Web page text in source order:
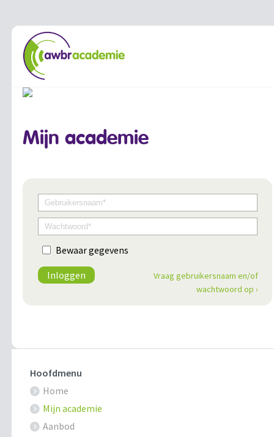
Mijn academie
Bewaar gegevens
Inloggen
Vraag gebruikersnaam en/of
wachtwoord op ›
Hoofdmenu
Home
Mijn academie
Aanbod